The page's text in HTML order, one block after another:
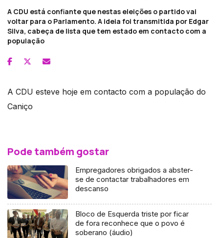
A CDU está confiante que nestas eleições o partido vai
voltar para o Parlamento. A ideia foi transmitida por Edgar
Silva, cabeça de lista que tem estado em contacto com a
população
A CDU esteve hoje em contacto com a população do
Caniço
Pode também gostar
Empregadores obrigados a abster-
se de contactar trabalhadores em
descanso
Bloco de Esquerda triste por ficar
de fora reconhece que o povo é
soberano (áudio)